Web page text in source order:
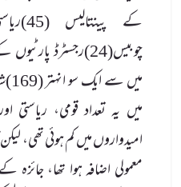
کے
میں یہ تعداد قومی، ریاستی
امیدواروں میں کم ہوئی تھی،
معمولی اضافہ ہوا تھا،